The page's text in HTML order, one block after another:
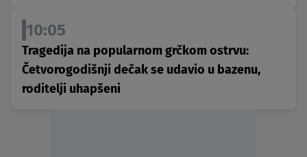
10:05
Tragedija na popularnom grčkom ostrvu:
Četvorogodišnji dečak se udavio u bazenu,
roditelji uhapšeni